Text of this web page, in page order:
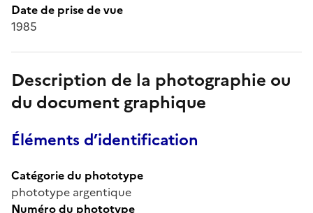
Date de prise de vue
1985
Description de la photographie ou
du document graphique
Éléments d’identification
Catégorie du phototype
phototype argentique
Numéro du phototype